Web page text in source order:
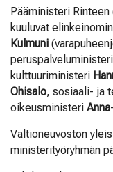
Pääministeri
kuuluvat
Kulmuni
peruspalveluministeri
kulttuuriministeri
Ohisalo, sosiaali- ja
oikeusministeri
Valtioneuvoston
ministerityöryhmän